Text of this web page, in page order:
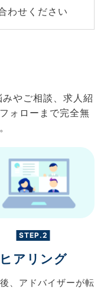
わせください
やご相談、求人紹
ォローまで完全無
STEP.2
ヒアリング
、 アドバイザーが転